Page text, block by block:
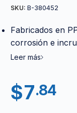
SKU: B-380452
Fabricados en
corrosión e
Leer más
$7.84